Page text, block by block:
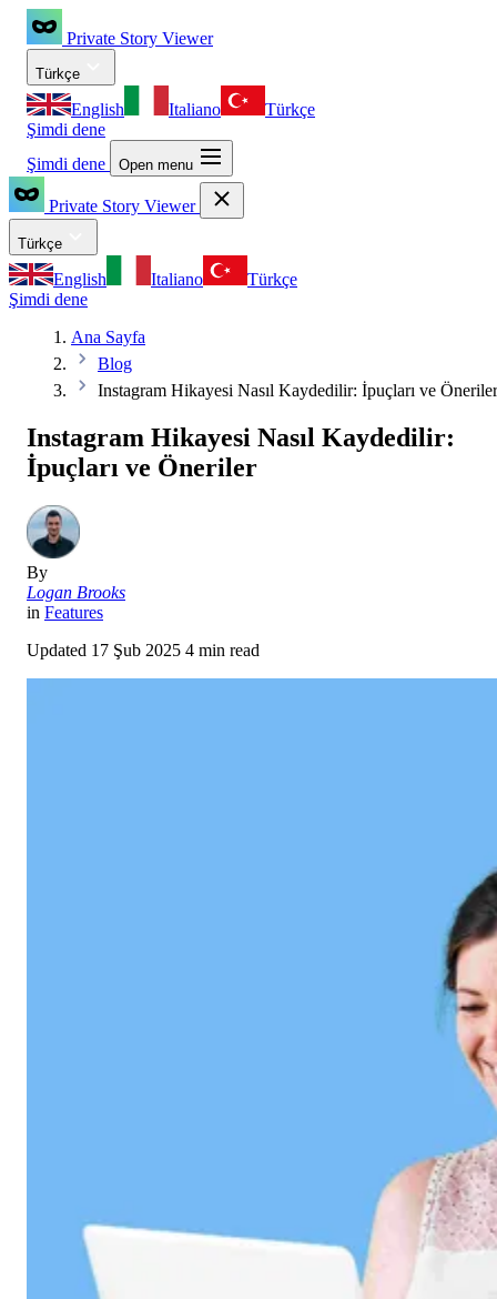
Private Story Viewer
Türkçe
English Italiano
Türkçe
Şimdi dene
Şimdi dene
Open menu
Private Story Viewer
Türkçe
English Italiano
Türkçe
Şimdi dene
Ana Sayfa
Blog
Instagram Hikayesi Nasıl Kaydedilir: İpuçları ve Öneriler
Instagram Hikayesi Nasıl Kaydedilir:
İpuçları ve Öneriler
By
Logan Brooks
in Features
Updated 17 Şub 2025 4 min read